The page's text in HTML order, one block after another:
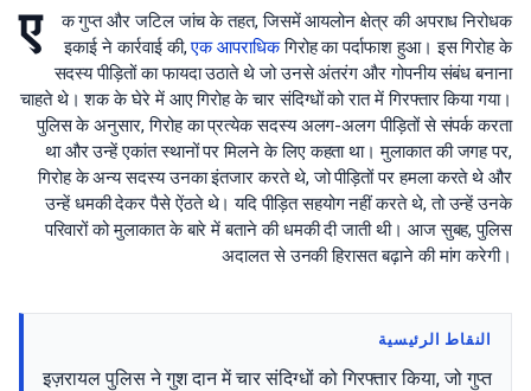
ए
क गुप्त और जटिल जांच के तहत, जिसमें आयलोन क्षेत्र की अपराध निरोधक
इकाई ने कार्रवाई की,एक आपराधिकगिरोह का पर्दाफाश हुआ। इस गिरोह के
सदस्य पीड़ितों का फायदा उठाते थे जो उनसे अंतरंग और गोपनीय संबंध बनाना
चाहते थे। शक के घेरे में आए गिरोह के चार संदिग्धों को रात में गिरफ्तार किया गया।
पुलिस के अनुसार, गिरोह का प्रत्येक सदस्य अलग-अलग पीड़ितों से संपर्क करता
था और उन्हें एकांत स्थानों पर मिलने के लिए कहता था। मुलाकात की जगह पर,
गिरोह के अन्य सदस्य उनका इंतजार करते थे, जो पीड़ितों पर हमला करते थे और
उन्हें धमकी देकर पैसे ऐंठते थे। यदि पीड़ित सहयोग नहीं करते थे, तो उन्हें उनके
परिवारों को मुलाकात के बारे में बताने की धमकी दी जाती थी। आज सुबह, पुलिस
अदालत से उनकी हिरासत बढ़ाने की मांग करेगी।
النقاط الرئيسية
इज़रायल पुलिस ने गुश दान में चार संदिग्धों को गिरफ्तार किया, जो गुप्त